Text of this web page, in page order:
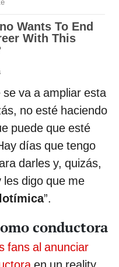
se va a ampliar esta
no esté haciendo
puede que esté
días que tengo
darles y, quizás,
digo que me
”.
conductora
fans al anunciar